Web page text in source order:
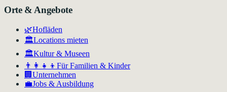
Orte & Angebote
🌿Hofläden
🏛️Locations mieten
🏛Kultur & Museen
👨‍👩‍👧‍👦 Für Familien & Kinder
🏢 Unternehmen
💼Jobs & Ausbildung